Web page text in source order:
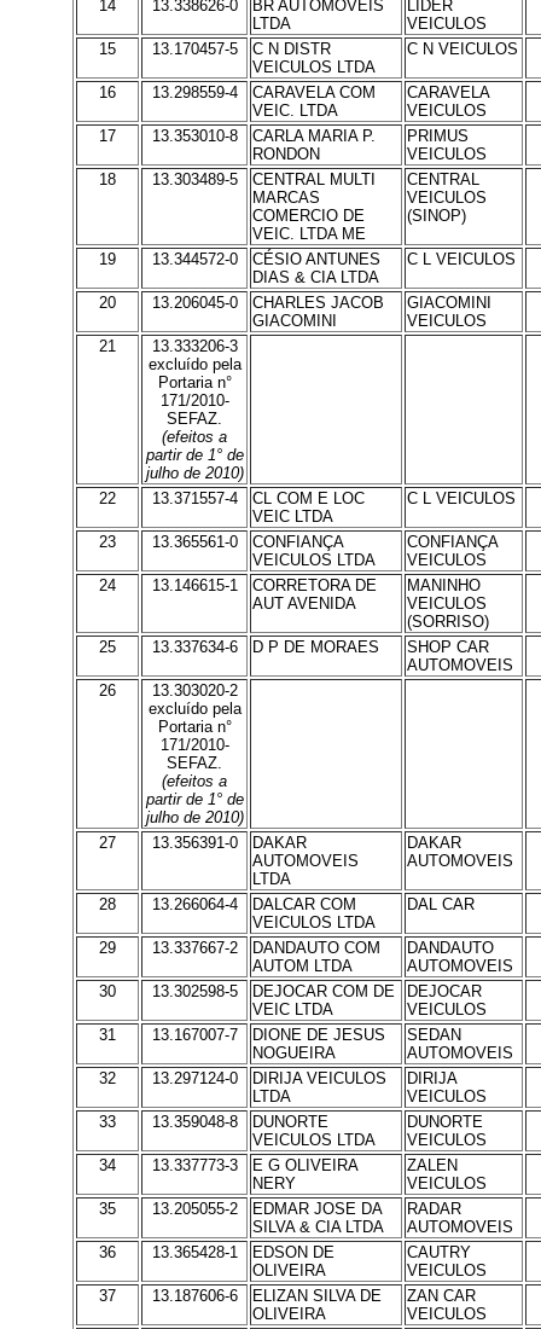
14 13.338626-0
BR AUTOMOVEIS
LTDA
LIDER
VEICULOS
15
13.170457-5
C N DISTR
VEICULOS LTDA
C N VEICULOS
16 13.298559-4
CARAVELA COM
VEIC. LTDA
CARAVELA
VEICULOS
17
13.353010-8
CARLA MARIA P.
RONDON
PRIMUS
VEICULOS
18
13.303489-5
CENTRAL MULTI
MARCAS
COMERCIO DE
VEIC. LTDA ME
CENTRAL
VEICULOS
(SINOP)
19 13.344572-0
CÉSIO ANTUNES
DIAS & CIA LTDA
C L VEICULOS
20 13.206045-0
CHARLES JACOB
GIACOMINI
GIACOMINI
VEICULOS
21
13.333206-3
excluído pela
Portaria n°
171/2010-
SEFAZ.
(efeitos a
partir de 1° de
julho de 2010)
22
13.371557-4
CL COM E LOC
VEIC LTDA
C L VEICULOS
23 13.365561-0
CONFIANÇA
VEICULOS LTDA
CONFIANÇA
VEICULOS
24
13.146615-1
CORRETORA DE
AUT AVENIDA
MANINHO
VEICULOS
(SORRISO)
25
13.337634-6 D P DE MORAES
SHOP CAR
AUTOMOVEIS
26
13.303020-2
excluído pela
Portaria n°
171/2010-
SEFAZ.
(efeitos a
partir de 1° de
julho de 2010)
27
13.356391-0
DAKAR
AUTOMOVEIS
LTDA
DAKAR
AUTOMOVEIS
28 13.266064-4
DALCAR COM
VEICULOS LTDA
DAL CAR
29 13.337667-2
DANDAUTO COM
AUTOM LTDA
DANDAUTO
AUTOMOVEIS
30
13.302598-5
DEJOCAR COM DE
VEIC LTDA
DEJOCAR
VEICULOS
31
13.167007-7
DIONE DE JESUS
NOGUEIRA
SEDAN
AUTOMOVEIS
32
13.297124-0
DIRIJA VEICULOS
LTDA
DIRIJA
VEICULOS
33
13.359048-8
DUNORTE
VEICULOS LTDA
DUNORTE
VEICULOS
34
13.337773-3
E G OLIVEIRA
NERY
ZALEN
VEICULOS
35
13.205055-2
EDMAR JOSE DA
SILVA & CIA LTDA
RADAR
AUTOMOVEIS
36
13.365428-1
EDSON DE
OLIVEIRA
CAUTRY
VEICULOS
37
13.187606-6
ELIZAN SILVA DE
OLIVEIRA
ZAN CAR
VEICULOS